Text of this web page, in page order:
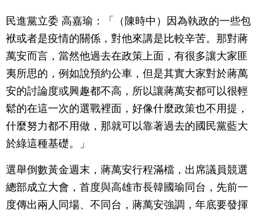
民進黨立委 高嘉瑜：「（陳時中）因為執政的一些包
袱或者是疫情的關係，對他來講是比較辛苦。那對蔣
萬安而言，當然他過去在政策上面，有很多讓大家匪
夷所思的，例如說預約公車，但是其實大家對於蔣萬
安的討論度或興趣都不高，所以讓蔣萬安都可以很輕
鬆的在這一次的選戰裡面，好像什麼政策也不用提，
什麼努力都不用做，那就可以靠著過去的國民黨藍大
於綠這種基礎。」
選舉倒數黃金週末，蔣萬安行程滿檔，出席議員競選
總部成立大會，首度與高雄市長韓國瑜同台，先前一
度傳出兩人同場、不同台，蔣萬安強調，年底要發揮